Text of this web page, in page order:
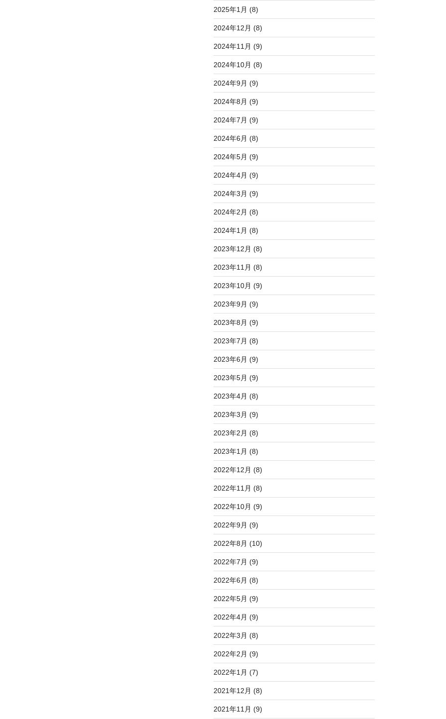
2025年1月 (8)
2024年12月 (8)
2024年11月 (9)
2024年10月 (8)
2024年9月 (9)
2024年8月 (9)
2024年7月 (9)
2024年6月 (8)
2024年5月 (9)
2024年4月 (9)
2024年3月 (9)
2024年2月 (8)
2024年1月 (8)
2023年12月 (8)
2023年11月 (8)
2023年10月 (9)
2023年9月 (9)
2023年8月 (9)
2023年7月 (8)
2023年6月 (9)
2023年5月 (9)
2023年4月 (8)
2023年3月 (9)
2023年2月 (8)
2023年1月 (8)
2022年12月 (8)
2022年11月 (8)
2022年10月 (9)
2022年9月 (9)
2022年8月 (10)
2022年7月 (9)
2022年6月 (8)
2022年5月 (9)
2022年4月 (9)
2022年3月 (8)
2022年2月 (9)
2022年1月 (7)
2021年12月 (8)
2021年11月 (9)